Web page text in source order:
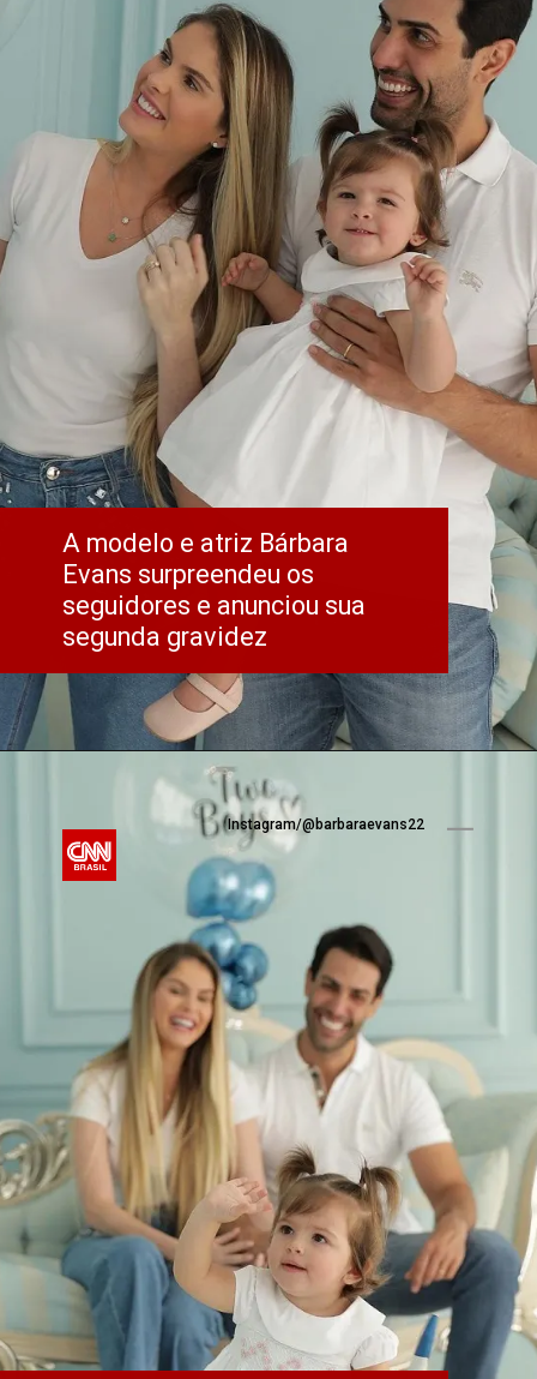
A modelo e atriz Bárbara
Evans surpreendeu os
seguidores e anunciou sua
segunda gravidez
Instagram/@barbaraevans22